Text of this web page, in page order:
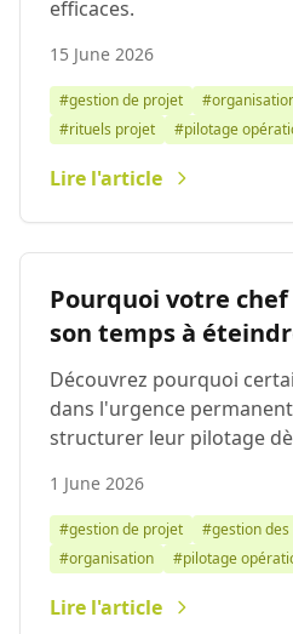
efficaces.
15 June 2026
#gestion de projet
#rituels projet
#pilotage
Lire l'article
Pourquoi votre
son temps à
Découvrez pourquoi
dans l'urgence
structurer leur pilotage
1 June 2026
#gestion de projet #gestion des
#organisation
#pilotage
Lire l'article